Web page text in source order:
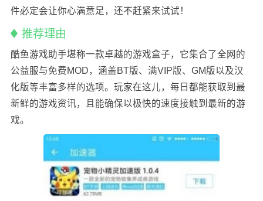
件必定会让你心满意足，还不赶紧来试试！
推荐理由
酷鱼游戏助手堪称一款卓越的游戏盒子，它集合了全网的
公益服与免费MOD，涵盖BT版、满VIP版、GM版以及汉
化版等丰富多样的选项。玩家在这儿，每日都能获取到最
新鲜的游戏资讯，且能确保以极快的速度接触到最新的游
戏。